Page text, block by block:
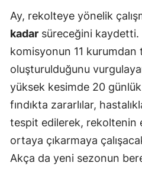
Ay, rekolteye yönelik
kadar süreceğini kaydetti.
komisyonun 11 kurumdan
oluşturulduğunu
yüksek kesimde 20
fındıkta zararlılar,
tespit edilerek, rekoltenin
ortaya çıkarmaya
Akça da yeni sezonun